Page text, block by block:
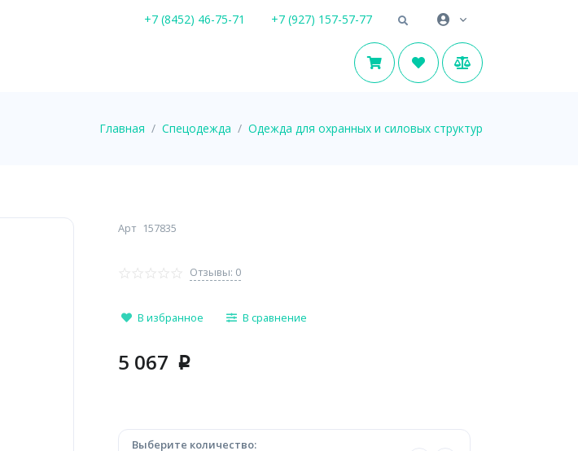
+7 (8452) 46-75-71 +7 (927) 157-57-77
Главная Спецодежда Одежда для охранных и силовых структур
Арт 157835
Отзывы: 0
В избранное В сравнение
5 067 p
Выберите количество: